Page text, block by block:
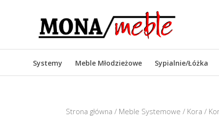
Systemy Meble Młodzieżowe Sypialnie/Łóżka
Strona główna / Meble Systemowe / Kora /